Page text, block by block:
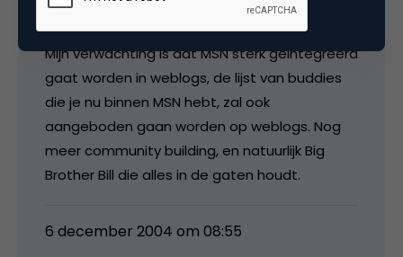
account gegevens.
Mijn verwachting is dat MSN sterk geintegreerd
gaat worden in weblogs, de lijst van buddies
die je nu binnen MSN hebt, zal ook
aangeboden gaan worden op weblogs. Nog
meer community building, en natuurlijk Big
Brother Bill die alles in de gaten houdt.
6 december 2004 om 08:55